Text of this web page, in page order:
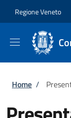
Regione Veneto
Briciole
Home /